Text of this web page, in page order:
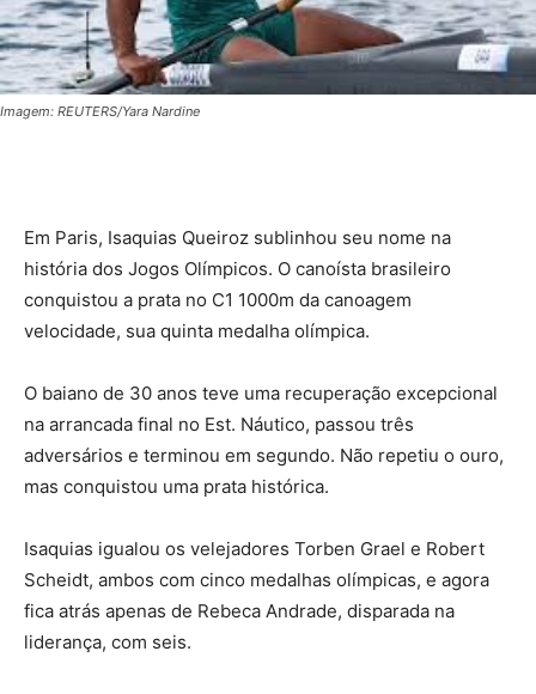
Imagem: REUTERS/Yara Nardine
Em Paris, Isaquias Queiroz sublinhou seu nome na
história dos Jogos Olímpicos. O canoísta brasileiro
conquistou a prata no C1 1000m da canoagem
velocidade, sua quinta medalha olímpica.
O baiano de 30 anos teve uma recuperação excepcional
na arrancada final no Est. Náutico, passou três
adversários e terminou em segundo. Não repetiu o ouro,
mas conquistou uma prata histórica.
Isaquias igualou os velejadores Torben Grael e Robert
Scheidt, ambos com cinco medalhas olímpicas, e agora
fica atrás apenas de Rebeca Andrade, disparada na
liderança, com seis.